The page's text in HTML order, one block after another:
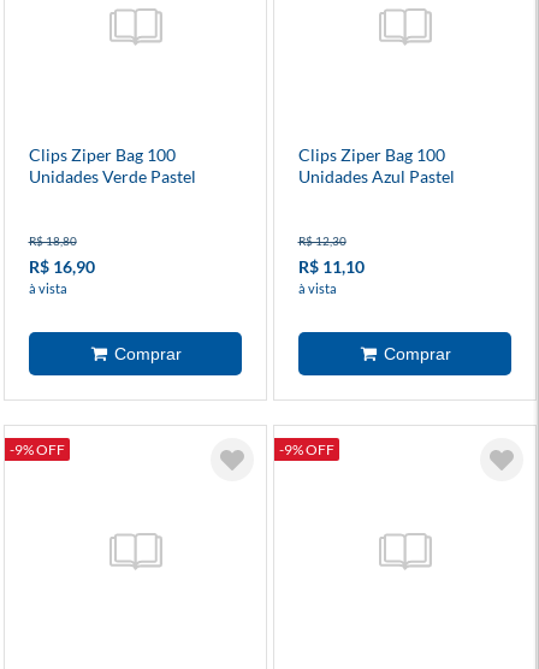
Clips Ziper Bag 100
Unidades Verde Pastel
R$ 18,80
R$ 16,90
à vista
Clips Ziper Bag 100
Unidades Azul Pastel
R$ 12,30
R$ 11,10
à vista
-9% OFF -9% OFF